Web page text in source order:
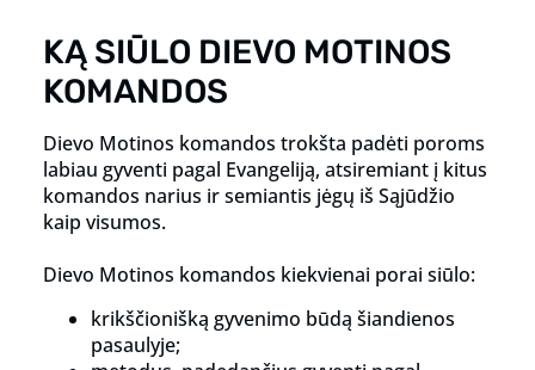
KĄ SIŪLO DIEVO MOTINOS
KOMANDOS
Dievo Motinos komandos trokšta padėti poroms
labiau gyventi pagal Evangeliją, atsiremiant į kitus
komandos narius ir semiantis jėgų iš Sąjūdžio
kaip visumos.
Dievo Motinos komandos kiekvienai porai siūlo:
krikščionišką gyvenimo būdą šiandienos
pasaulyje;